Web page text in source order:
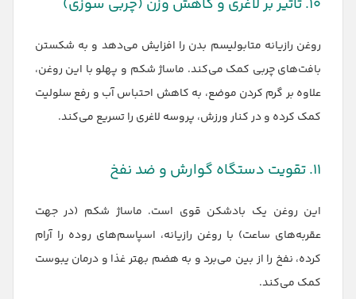
۱۰. تاثیر بر لاغری و کاهش وزن (چربی سوزی)
روغن رازیانه متابولیسم بدن را افزایش می‌دهد و به شکستن
بافت‌های چربی کمک می‌کند. ماساژ شکم و پهلو با این روغن،
علاوه بر گرم کردن موضع، به کاهش احتباس آب و رفع سلولیت
کمک کرده و در کنار ورزش، پروسه لاغری را تسریع می‌کند.
۱۱. تقویت دستگاه گوارش و ضد نفخ
این روغن یک بادشکن قوی است. ماساژ شکم (در جهت
عقربه‌های ساعت) با روغن رازیانه، اسپاسم‌های روده را آرام
کرده، نفخ را از بین می‌برد و به هضم بهتر غذا و درمان یبوست
کمک می‌کند.